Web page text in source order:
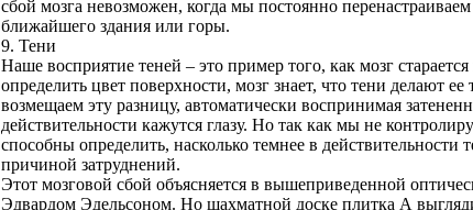
сбой мозга невозможен, когда мы постоянно
ближайшего здания или горы.
9. Тени
Наше восприятие теней – это пример того, как мозг
определить цвет поверхности, мозг знает, что тени делают
возмещаем эту разницу, автоматически воспринимая
действительности кажутся глазу. Но так как мы не
способны определить, насколько темнее в действительности
причиной затруднений.
Этот мозговой сбой объясняется в вышеприведенной
Эдвардом Эдельсоном. Но шахматной доске плитка А